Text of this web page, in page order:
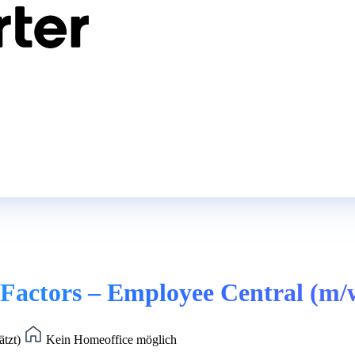
– Employee Central
Kein Homeoffice möglich